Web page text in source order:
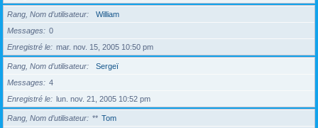
Rang, Nom d’utilisateur
William
Messages
0
Enregistré le
mar. nov. 15, 2005 10:50 pm
Rang, Nom d’utilisateur
Sergeï
Messages
4
Enregistré le
lun. nov. 21, 2005 10:52 pm
Rang, Nom d’utilisateur ** Tom